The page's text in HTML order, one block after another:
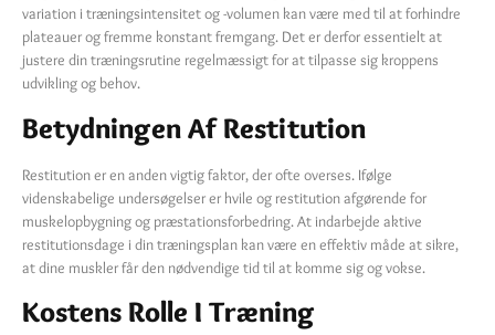
variation i træningsintensitet og -volumen kan være med til at forhindre
plateauer og fremme konstant fremgang. Det er derfor essentielt at
justere din træningsrutine regelmæssigt for at tilpasse sig kroppens
udvikling og behov.
Betydningen Af Restitution
Restitution er en anden vigtig faktor, der ofte overses. Ifølge
videnskabelige undersøgelser er hvile og restitution afgørende for
muskelopbygning og præstationsforbedring. At indarbejde aktive
restitutionsdage i din træningsplan kan være en effektiv måde at sikre,
at dine muskler får den nødvendige tid til at komme sig og vokse.
Kostens Rolle I Træning